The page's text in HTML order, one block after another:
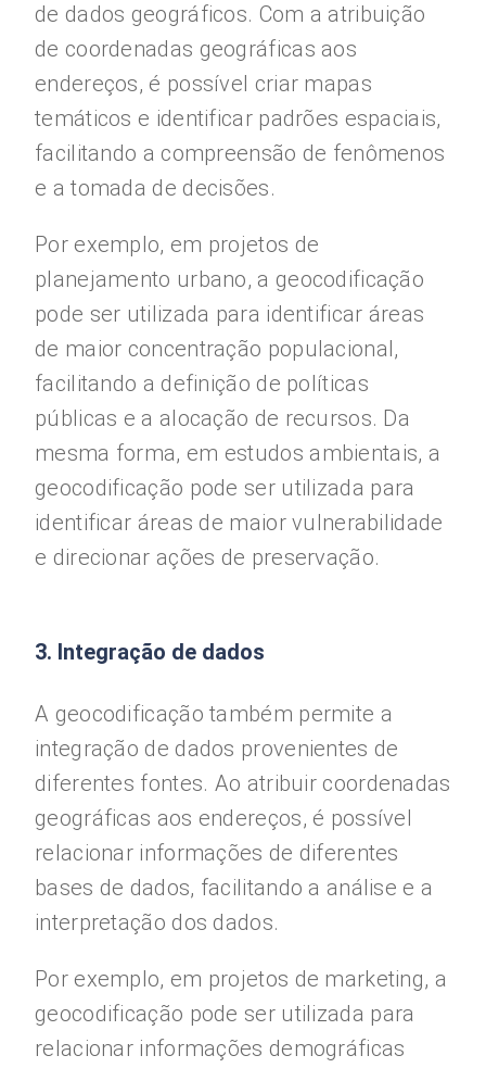
de dados geográficos. Com a atribuição
de coordenadas geográficas aos
endereços, é possível criar mapas
temáticos e identificar padrões espaciais,
facilitando a compreensão de fenômenos
e a tomada de decisões.
Por exemplo, em projetos de
planejamento urbano, a geocodificação
pode ser utilizada para identificar áreas
de maior concentração populacional,
facilitando a definição de políticas
públicas e a alocação de recursos. Da
mesma forma, em estudos ambientais, a
geocodificação pode ser utilizada para
identificar áreas de maior vulnerabilidade
e direcionar ações de preservação.
3. Integração de dados
A geocodificação também permite a
integração de dados provenientes de
diferentes fontes. Ao atribuir coordenadas
geográficas aos endereços, é possível
relacionar informações de diferentes
bases de dados, facilitando a análise e a
interpretação dos dados.
Por exemplo, em projetos de marketing, a
geocodificação pode ser utilizada para
relacionar informações demográficas